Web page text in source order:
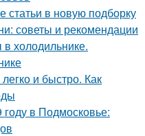
в новую подборку
советы и рекомендации
холодильнике.
и быстро. Как
году в Подмосковье: